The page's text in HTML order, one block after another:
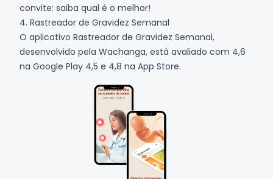
convite: saiba qual é o melhor!
4. Rastreador de Gravidez Semanal
O aplicativo Rastreador de Gravidez Semanal,
desenvolvido pela Wachanga, está avaliado com 4,6
na Google Play 4,5 e 4,8 na App Store.